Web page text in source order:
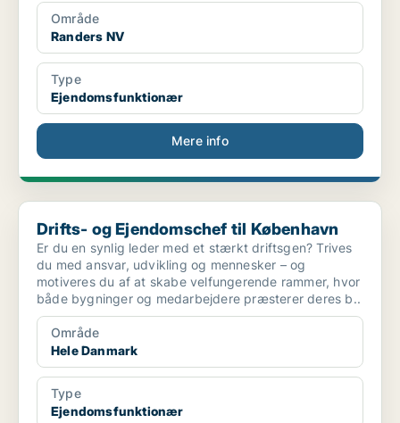
Område
Randers NV
Type
Ejendomsfunktionær
Mere info
Drifts- og Ejendomschef til København
Drifts- og Ejendomschef til København
Er du en synlig leder med et stærkt driftsgen? Trives
du med ansvar, udvikling og mennesker – og
motiveres du af at skabe velfungerende rammer, hvor
både bygninger og medarbejdere præsterer deres b..
Område
Hele Danmark
Type
Ejendomsfunktionær